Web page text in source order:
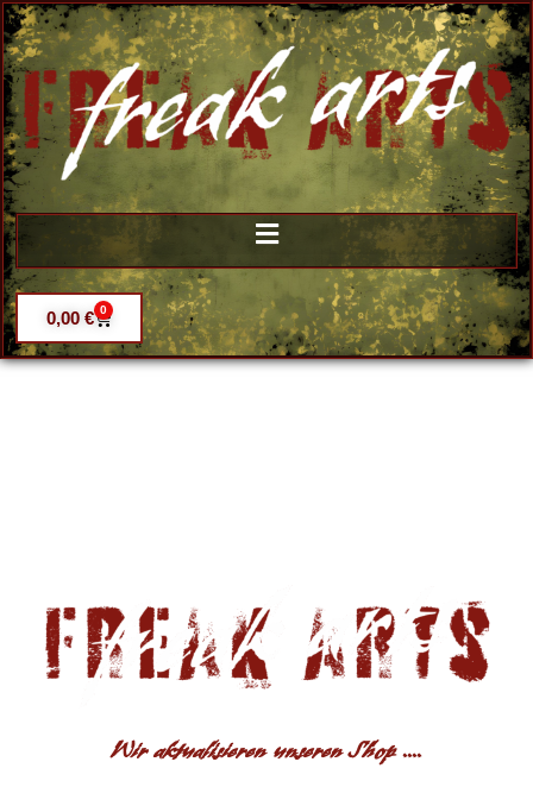
0,00 € 0
Wir aktualisieren unseren Shop ....